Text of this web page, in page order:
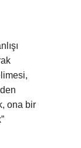
ona bir